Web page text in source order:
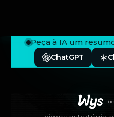
Peça à IA um
ChatGPT